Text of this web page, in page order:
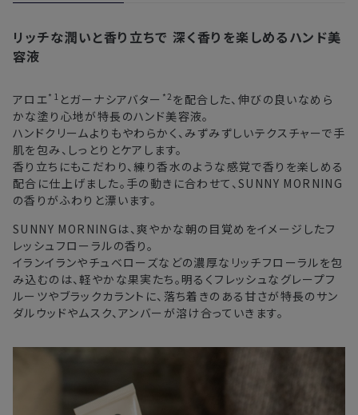
※定期販売のお申し込みは、7日後以降の配送となります。
注文後、お届けまでにかかる日数の目安
東北・関東・中部・関西
中国・四国・九州
沖縄県・離島 5〜8日
※以下に該当する場合、上記の日程で発送できない場合がござ
います。
・交通状況や天候による遅延
・ラッピングのご注文、繁忙期および休業期間中
・ご注文内容の確認にお時間を要する
※ オンラインストアでご購入の場合、発送完了メールの翌日から10日
間。対象の直営店舗でご購入の場合、購入日の翌日から7日間
リッチな潤いと香り立ちで 深く香りを楽しめるハンド美
容液
アロエ*1 とガーナシアバター *2を配合した、伸びの良いなめら
かな塗り心地が特長のハンド美容液。
ハンドクリームよりもやわらかく、みずみずしいテクスチャーで手
肌を包み、しっとりとケアします。
香り立ちにもこだわり、練り香水のような感覚で香りを楽しめる
配合に仕上げました。手の動きに合わせて、SUNNY MORNING
の香りがふわりと漂います。
SUNNY MORNINGは、爽やかな朝の目覚めをイメージしたフ
レッシュフローラルの香り。
イランイランやチュベローズなどの濃厚なリッチフローラルを包
み込むのは、軽やかな果実たち。明るくフレッシュなグレープフ
ルーツやブラックカラントに、落ち着きのある甘さが特長のサン
ダルウッドやムスク、アンバーが溶け合っていきます。